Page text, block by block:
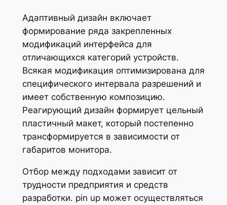
Адаптивный дизайн включает
формирование ряда закрепленных
модификаций интерфейса для
отличающихся категорий устройств.
Всякая модификация оптимизирована для
специфического интервала разрешений и
имеет собственную композицию.
Реагирующий дизайн формирует цельный
пластичный макет, который постепенно
трансформируется в зависимости от
габаритов монитора.
Отбор между подходами зависит от
трудности предприятия и средств
разработки. pin up может осуществляться